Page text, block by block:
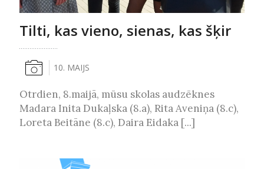
Tilti, kas vieno, sienas, kas šķir
10. MAIJS
Otrdien, 8.maijā, mūsu skolas audzēknes
Madara Inita Dukaļska (8.a), Rita Aveniņa (8.c),
Loreta Beitāne (8.c), Daira Eidaka [...]